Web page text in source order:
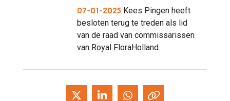
07-01-2025 Kees Pingen heeft
besloten terug te treden als lid
van de raad van commissarissen
van Royal FloraHolland.